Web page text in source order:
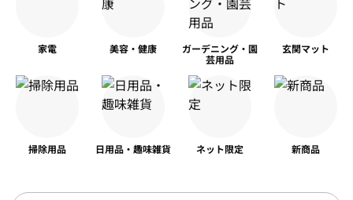
家電 美容・健康
ガーデニング・園
芸用品
玄関マット
掃除用品 日用品・趣味雑貨 ネット限定 新商品